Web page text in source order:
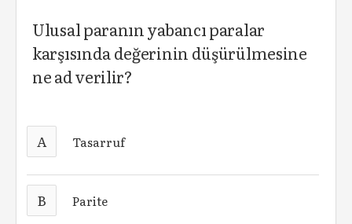
Ulusal paranın yabancı paralar
karşısında değerinin düşürülmesine
ne ad verilir?
A Tasarruf
B Parite